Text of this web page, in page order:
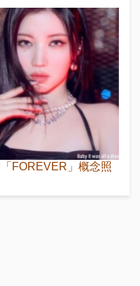
FOREVER」概念照